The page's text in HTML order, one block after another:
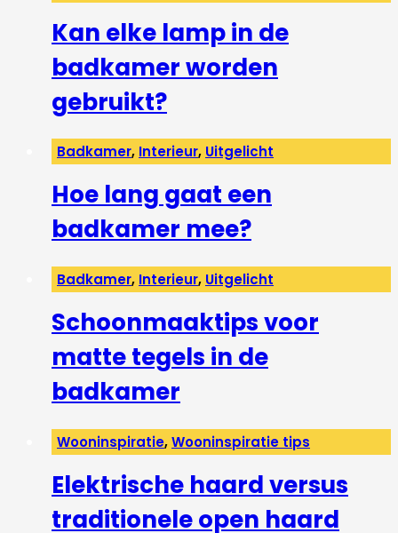
Kan elke lamp in de
badkamer worden
gebruikt?
Badkamer, Interieur, Uitgelicht
Hoe lang gaat een
badkamer mee?
Badkamer, Interieur, Uitgelicht
Schoonmaaktips voor
matte tegels in de
badkamer
Wooninspiratie,Wooninspiratie tips
Elektrische haard versus
traditionele open haard